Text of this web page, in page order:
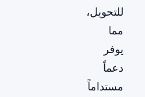
للتحويل،
مما
يوفر
دعماً
مستداماً